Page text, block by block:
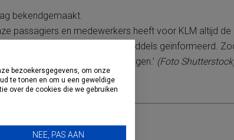
bekendgemaakt.
passagiers en medewerkers heeft voor KLM altijd
de vlucht is geannuleerd, zijn inmiddels geïnformeerd.
de situatie nauwlettend volgen.’ (Foto
de Reus
bezoekersgegevens, om onze
te tonen en om u een geweldige
over de cookies die we gebruiken
NEE, PAS AAN